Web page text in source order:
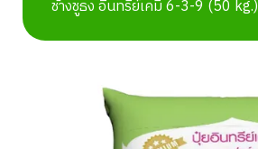
ช้างชูธง อินทรีย์เคมี 6-3-9 (50 kg.)